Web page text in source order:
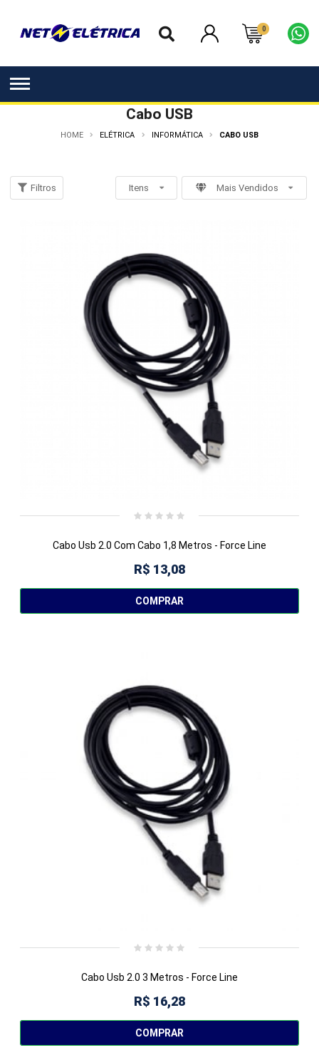
0
Cabo USB
HOME ELÉTRICA INFORMÁTICA CABO USB
Filtros Itens Mais Vendidos
Cabo Usb 2.0 Com Cabo 1,8 Metros - Force Line
R$ 13,08
COMPRAR
Cabo Usb 2.0 3 Metros - Force Line
R$ 16,28
COMPRAR